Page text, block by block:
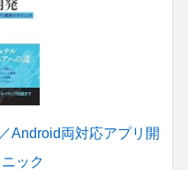
Android両対応アプリ開
ック